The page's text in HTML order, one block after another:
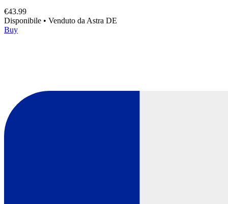
€43.99
Disponibile • Venduto da Astra DE
Buy